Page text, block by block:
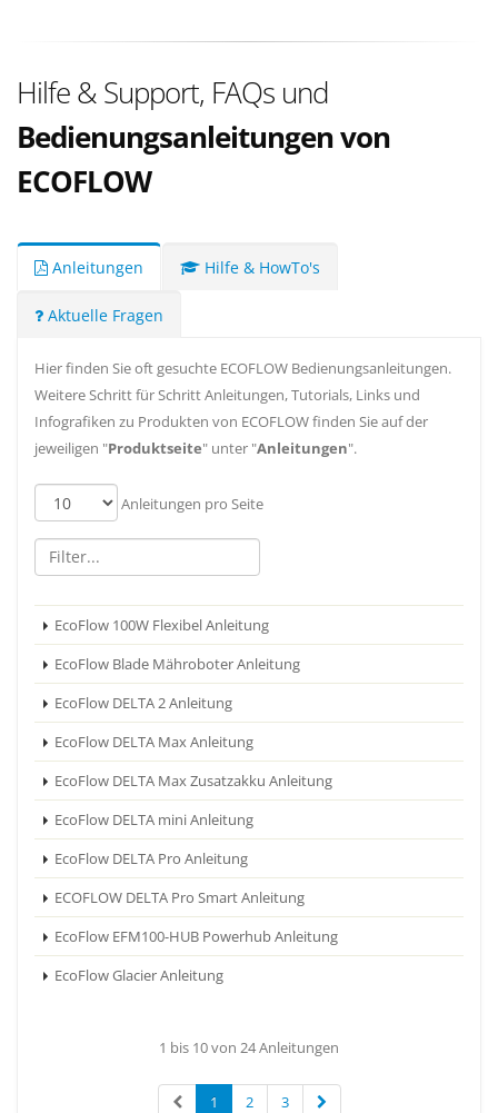
Hilfe & Support, FAQs und
Bedienungsanleitungen von
ECOFLOW
Anleitungen Hilfe & HowTo's
Aktuelle Fragen
Hier finden Sie oft gesuchte ECOFLOW Bedienungsanleitungen.
Weitere Schritt für Schritt Anleitungen, Tutorials, Links und
Infografiken zu Produkten von ECOFLOW finden Sie auf der
jeweiligen "Produktseite" unter "Anleitungen".
Anleitungen pro Seite
EcoFlow 100W Flexibel Anleitung
EcoFlow Blade Mähroboter Anleitung
EcoFlow DELTA 2 Anleitung
EcoFlow DELTA Max Anleitung
EcoFlow DELTA Max Zusatzakku Anleitung
EcoFlow DELTA mini Anleitung
EcoFlow DELTA Pro Anleitung
ECOFLOW DELTA Pro Smart Anleitung
EcoFlow EFM100-HUB Powerhub Anleitung
EcoFlow Glacier Anleitung
1 bis 10 von 24 Anleitungen
1 2 3